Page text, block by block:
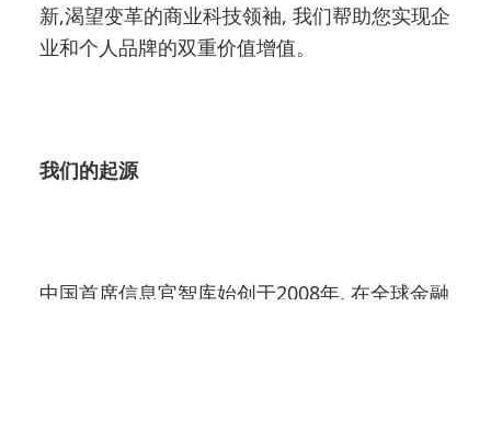
新,渴望变革的商业科技领袖, 我们帮助您实现企
业和个人品牌的双重价值增值。
我们的起源
中国首席信息官智库始创于2008年, 在全球金融